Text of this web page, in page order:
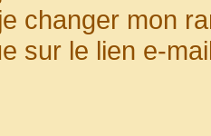
changer mon
sur le lien e-